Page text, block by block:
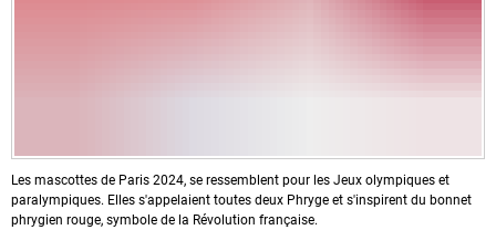
Les mascottes de Paris 2024, se ressemblent pour les Jeux olympiques et
paralympiques. Elles s'appelaient toutes deux Phryge et s'inspirent du bonnet
phrygien rouge, symbole de la Révolution française.